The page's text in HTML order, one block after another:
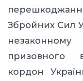
Збройних Сил
призовного
кордон